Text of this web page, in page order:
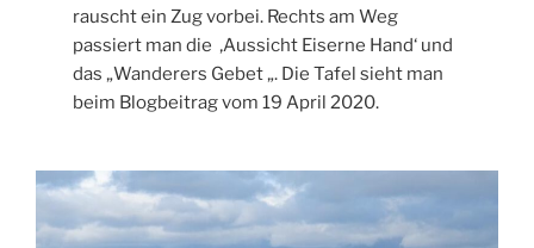
rauscht ein Zug vorbei. Rechts am Weg
passiert man die ‚Aussicht Eiserne Hand‘ und
das „Wanderers Gebet „. Die Tafel sieht man
beim Blogbeitrag vom 19 April 2020.